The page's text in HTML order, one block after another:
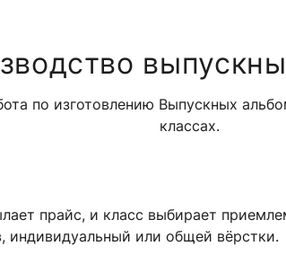
по изготовлению Выпускных
классах.
прайс, и класс выбирает
индивидуальный или общей вёрстки.